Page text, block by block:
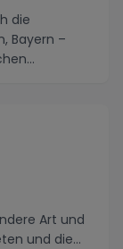
die
Bayern –
Art und
und die